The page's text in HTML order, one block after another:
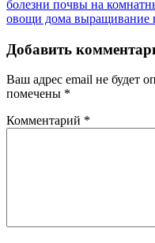
Навигация
по
записям
Previous
Post:
болезни почвы на
Next
овощи дома выращивание
Добавить
Ваш адрес email не будет
помечены *
Комментарий *